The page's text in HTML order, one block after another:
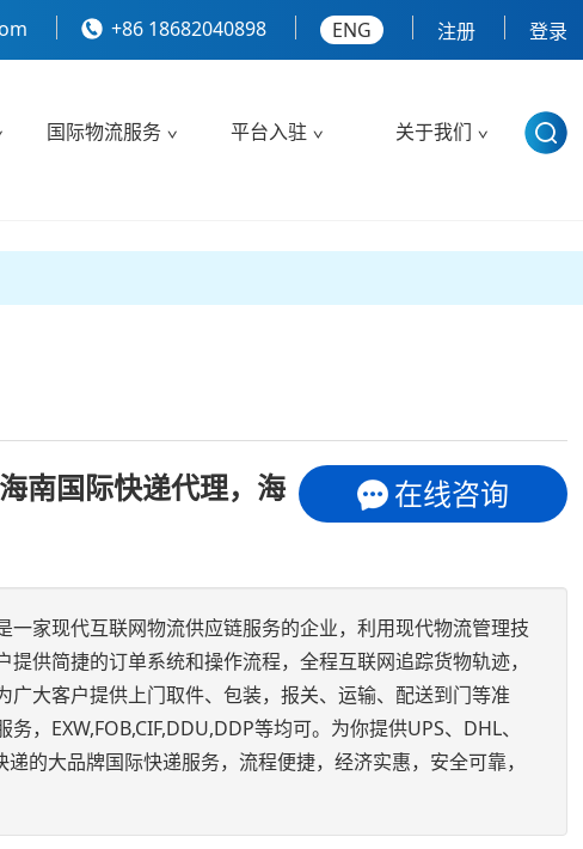
+86 18682040898 ENG 注册 登录
国际物流服务 平台入驻 关于我们
在线咨询
南国际快递代理，海
一家现代互联网物流供应链服务的企业，利用现代物流管理技
提供简捷的订单系统和操作流程，全程互联网追踪货物轨迹，
广大客户提供上门取件、包装，报关、运输、配送到门等准
，EXW,FOB,CIF,DDU,DDP等均可。为你提供UPS、DHL、
递的大品牌国际快递服务，流程便捷，经济实惠，安全可靠，